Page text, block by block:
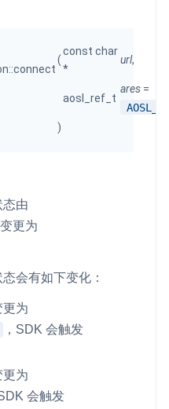
合服务质量及可用性信息
识别，并联动回调和业务处置流
、账号打通
的音视频互动效果
互动体验
旁路推流
RTMP 网关
(
const char
*
url,
aosl_ref_t
ares =
)
态由
变更为
会有如下变化：
为
，SDK 会触发
为
会触发